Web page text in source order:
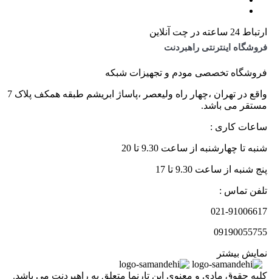
ارتباط 24 ساعته در چت آنلاین
فروشگاه اینترنتی راهبردنت
فروشگاه تخصصی مودم و تجهیزات شبکه
واقع در تهران ،چهار راه ولیعصر ،پاساژ ابریشم طبقه همکف پلاک 7
مستقر می باشد.
ساعات کاری :
شنبه تا چهارشنبه از ساعت 9.30 تا 20
پنج شنبه از ساعت 9.30 تا 17
تلفن تماس :
021-91006617
09190055755
نمایش بیشتر
کلیه حقوق مادی و معنوی این تارنما متعلق به راهبردنت می باشد.